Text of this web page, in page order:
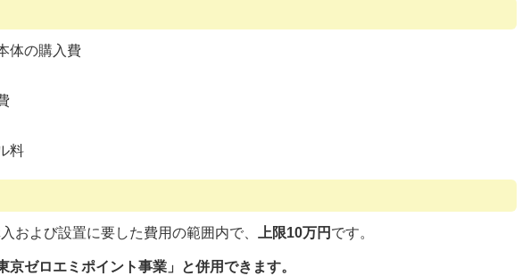
体の購入費
料
および設置に要した費用の範囲内で、 上限10万円 です。
京ゼロエミポイント事業」と併用できます。